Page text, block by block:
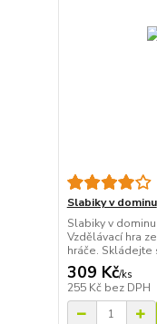
Slabiky v dominu
Slabiky v
Vzdělávací hra
hráče.
309 Kč/ks
255 Kč bez DPH